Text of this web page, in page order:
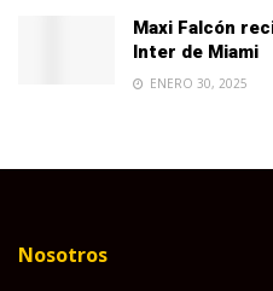
Maxi Falcón
Inter de Miami
ENERO 30, 2025
Nosotros